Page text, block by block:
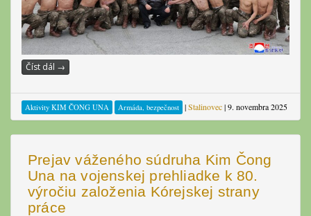
Číst dál →
Aktivity KIM ČONG UNA Armáda, bezpečnost |Stalinovec|9. novembra 2025
Prejav váženého súdruha Kim Čong
Una na vojenskej prehliadke k 80.
výročiu založenia Kórejskej strany
práce